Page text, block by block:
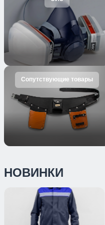
Сопутствующие товары
НОВИНКИ